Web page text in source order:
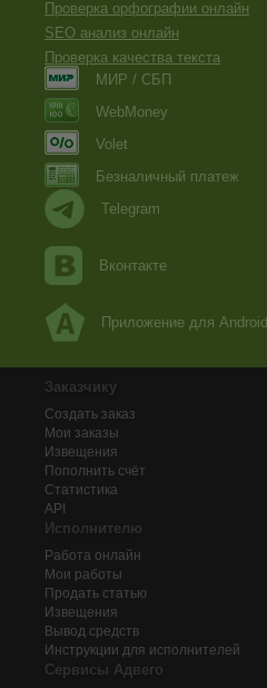
Проверка орфографии онлайн
SEO анализ онлайн
Проверка качества текста
МИР / СБП
WebMoney
Volet
Безналичный платеж
Telegram
Вконтакте
Приложение для Android
Заказчику
Создать заказ
Мои заказы
Извещения
Пополнить счёт
Статистика
API
Исполнителю
Работа онлайн
Мои работы
Продать статью
Извещения
Вывод средств
Инструкции для исполнителей
Сервисы Адвего